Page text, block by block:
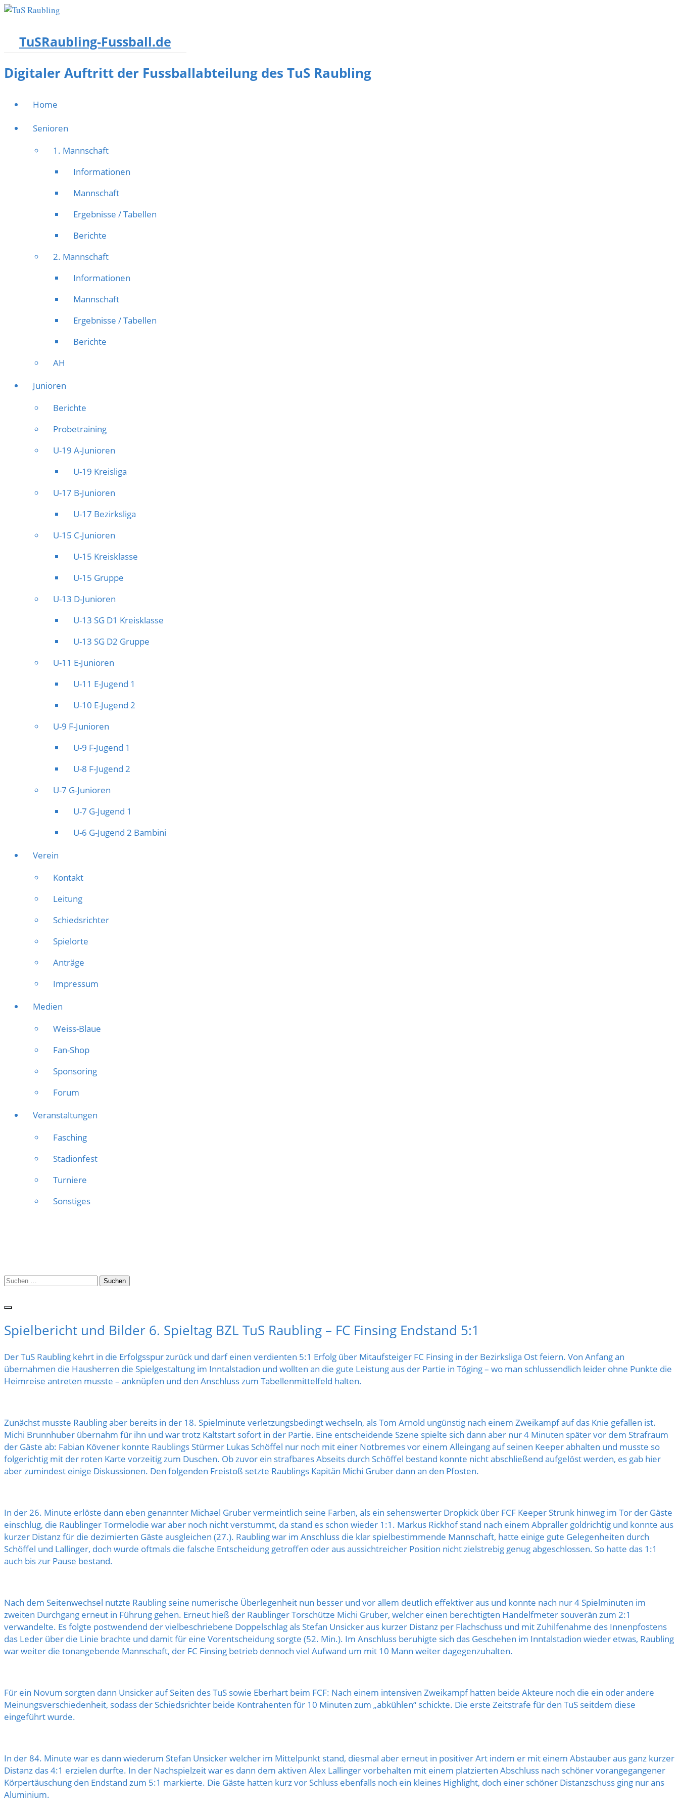
TuSRaubling-Fussball.de
Digitaler Auftritt der Fussballabteilung des TuS Raubling
Home
Senioren
1. Mannschaft
Informationen
Mannschaft
Ergebnisse / Tabellen
Berichte
2. Mannschaft
Informationen
Mannschaft
Ergebnisse / Tabellen
Berichte
AH
Junioren
Berichte
Probetraining
U-19 A-Junioren
U-19 Kreisliga
U-17 B-Junioren
U-17 Bezirksliga
U-15 C-Junioren
U-15 Kreisklasse
U-15 Gruppe
U-13 D-Junioren
U-13 SG D1 Kreisklasse
U-13 SG D2 Gruppe
U-11 E-Junioren
U-11 E-Jugend 1
U-10 E-Jugend 2
U-9 F-Junioren
U-9 F-Jugend 1
U-8 F-Jugend 2
U-7 G-Junioren
U-7 G-Jugend 1
U-6 G-Jugend 2 Bambini
Verein
Kontakt
Leitung
Schiedsrichter
Spielorte
Anträge
Impressum
Medien
Weiss-Blaue
Fan-Shop
Sponsoring
Forum
Veranstaltungen
Fasching
Stadionfest
Turniere
Sonstiges
Suchen
Spielbericht und Bilder 6. Spieltag BZL TuS Raubling – FC Finsing Endstand 5:1
Der TuS Raubling kehrt in die Erfolgsspur zurück und darf einen verdienten 5:1 Erfolg über Mitaufsteiger FC Finsing in der Bezirksliga Ost feiern. Von Anfang an
übernahmen die Hausherren die Spielgestaltung im Inntalstadion und wollten an die gute Leistung aus der Partie in Töging – wo man schlussendlich leider ohne Punkte die
Heimreise antreten musste – anknüpfen und den Anschluss zum Tabellenmittelfeld halten.
Zunächst musste Raubling aber bereits in der 18. Spielminute verletzungsbedingt wechseln, als Tom Arnold ungünstig nach einem Zweikampf auf das Knie gefallen ist.
Michi Brunnhuber übernahm für ihn und war trotz Kaltstart sofort in der Partie. Eine entscheidende Szene spielte sich dann aber nur 4 Minuten später vor dem Strafraum
der Gäste ab: Fabian Kövener konnte Raublings Stürmer Lukas Schöffel nur noch mit einer Notbremes vor einem Alleingang auf seinen Keeper abhalten und musste so
folgerichtig mit der roten Karte vorzeitig zum Duschen. Ob zuvor ein strafbares Abseits durch Schöffel bestand konnte nicht abschließend aufgelöst werden, es gab hier
aber zumindest einige Diskussionen. Den folgenden Freistoß setzte Raublings Kapitän Michi Gruber dann an den Pfosten.
In der 26. Minute erlöste dann eben genannter Michael Gruber vermeintlich seine Farben, als ein sehenswerter Dropkick über FCF Keeper Strunk hinweg im Tor der Gäste
einschlug, die Raublinger Tormelodie war aber noch nicht verstummt, da stand es schon wieder 1:1. Markus Rickhof stand nach einem Abpraller goldrichtig und konnte aus
kurzer Distanz für die dezimierten Gäste ausgleichen (27.). Raubling war im Anschluss die klar spielbestimmende Mannschaft, hatte einige gute Gelegenheiten durch
Schöffel und Lallinger, doch wurde oftmals die falsche Entscheidung getroffen oder aus aussichtreicher Position nicht zielstrebig genug abgeschlossen. So hatte das 1:1
auch bis zur Pause bestand.
Nach dem Seitenwechsel nutzte Raubling seine numerische Überlegenheit nun besser und vor allem deutlich effektiver aus und konnte nach nur 4 Spielminuten im
zweiten Durchgang erneut in Führung gehen. Erneut hieß der Raublinger Torschütze Michi Gruber, welcher einen berechtigten Handelfmeter souverän zum 2:1
verwandelte. Es folgte postwendend der vielbeschriebene Doppelschlag als Stefan Unsicker aus kurzer Distanz per Flachschuss und mit Zuhilfenahme des Innenpfostens
das Leder über die Linie brachte und damit für eine Vorentscheidung sorgte (52. Min.). Im Anschluss beruhigte sich das Geschehen im Inntalstadion wieder etwas, Raubling
war weiter die tonangebende Mannschaft, der FC Finsing betrieb dennoch viel Aufwand um mit 10 Mann weiter dagegenzuhalten.
Für ein Novum sorgten dann Unsicker auf Seiten des TuS sowie Eberhart beim FCF: Nach einem intensiven Zweikampf hatten beide Akteure noch die ein oder andere
Meinungsverschiedenheit, sodass der Schiedsrichter beide Kontrahenten für 10 Minuten zum „abkühlen“ schickte. Die erste Zeitstrafe für den TuS seitdem diese
eingeführt wurde.
In der 84. Minute war es dann wiederum Stefan Unsicker welcher im Mittelpunkt stand, diesmal aber erneut in positiver Art indem er mit einem Abstauber aus ganz kurzer
Distanz das 4:1 erzielen durfte. In der Nachspielzeit war es dann dem aktiven Alex Lallinger vorbehalten mit einem platzierten Abschluss nach schöner vorangegangener
Körpertäuschung den Endstand zum 5:1 markierte. Die Gäste hatten kurz vor Schluss ebenfalls noch ein kleines Highlight, doch einer schöner Distanzschuss ging nur ans
Aluminium.